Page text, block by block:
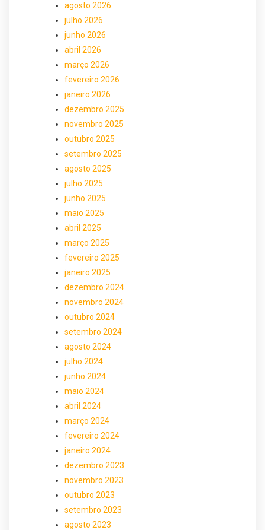
agosto 2026
julho 2026
junho 2026
abril 2026
março 2026
fevereiro 2026
janeiro 2026
dezembro 2025
novembro 2025
outubro 2025
setembro 2025
agosto 2025
julho 2025
junho 2025
maio 2025
abril 2025
março 2025
fevereiro 2025
janeiro 2025
dezembro 2024
novembro 2024
outubro 2024
setembro 2024
agosto 2024
julho 2024
junho 2024
maio 2024
abril 2024
março 2024
fevereiro 2024
janeiro 2024
dezembro 2023
novembro 2023
outubro 2023
setembro 2023
agosto 2023